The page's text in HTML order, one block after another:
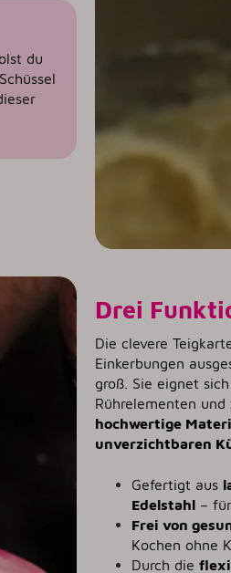
du
Drei
Die clevere
Einkerbungen
groß. Sie eignet sich
Rührelementen und
hochwertige
unverzichtbaren
Gefertigt aus
Edelstahl –
Frei von
Kochen ohne
Durch die